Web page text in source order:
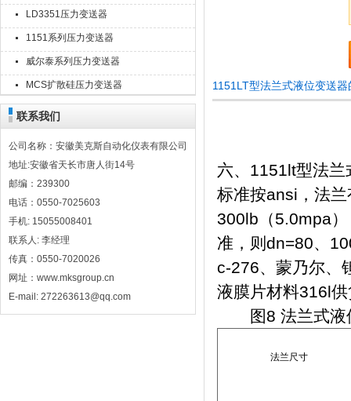
LD3351压力变送器
1151系列压力变送器
威尔泰系列压力变送器
MCS扩散硅压力变送器
联系我们
公司名称：安徽美克斯自动化仪表有限公司
地址:安徽省天长市唐人街14号
邮编：239300
电话：0550-7025603
手机: 15055008401
联系人: 李经理
传真：0550-7020026
网址：www.mksgroup.cn
E-mail: 272263613@qq.com
1151LT型法兰式液位变送
六、1151lt型法
标准按ansi，法
300lb（5.0mpa
准，则dn=80、
c-276、蒙乃尔
液膜片材料316l
图8 法兰式液
法兰尺寸